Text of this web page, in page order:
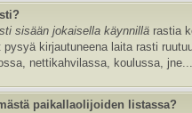
sisään jokaisella käynnillä rastia
kirjautuneena laita rasti
nettikahvilassa, koulussa,
paikallaolijoiden listassa?